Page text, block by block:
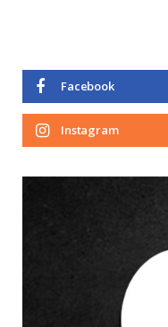
Facebook
Instagram